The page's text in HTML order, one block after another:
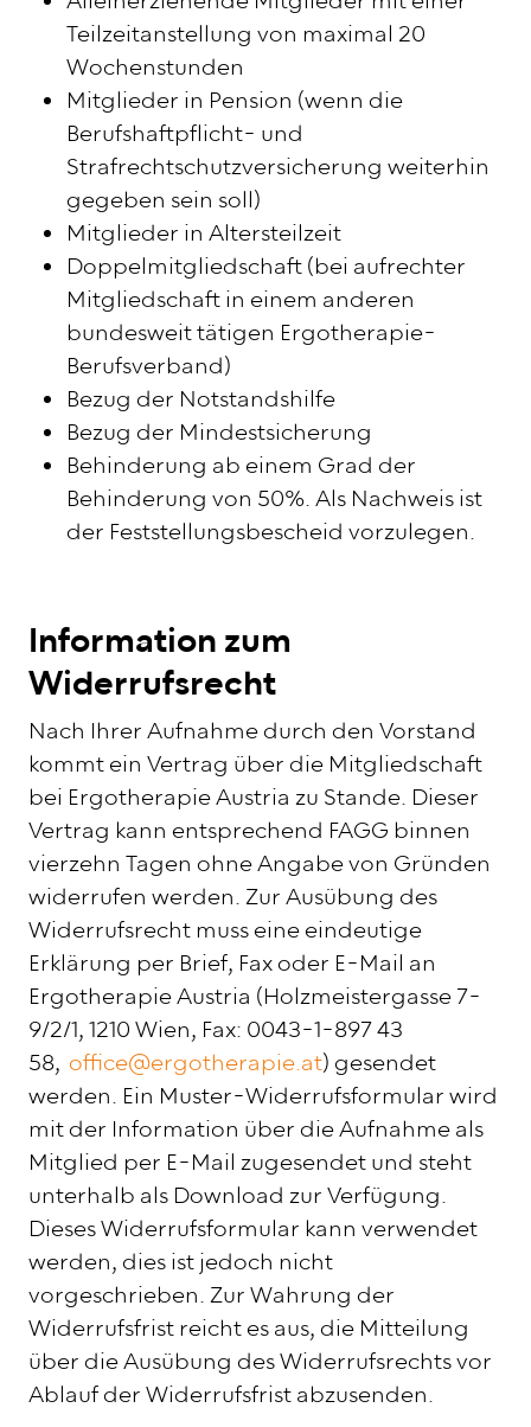
Teilzeitanstellung von maximal 20
Wochenstunden
Mitglieder in Pension (wenn die
Berufshaftpflicht- und
Strafrechtschutzversicherung weiterhin
gegeben sein soll)
Mitglieder in Altersteilzeit
Doppelmitgliedschaft (bei aufrechter
Mitgliedschaft in einem anderen
bundesweit tätigen Ergotherapie-
Berufsverband)
Bezug der Notstandshilfe
Bezug der Mindestsicherung
Behinderung ab einem Grad der
Behinderung von 50%. Als Nachweis ist
der Feststellungsbescheid vorzulegen.
Information zum
Widerrufsrecht
Nach Ihrer Aufnahme durch den Vorstand
kommt ein Vertrag über die Mitgliedschaft
bei Ergotherapie Austria zu Stande. Dieser
Vertrag kann entsprechend FAGG binnen
vierzehn Tagen ohne Angabe von Gründen
widerrufen werden. Zur Ausübung des
Widerrufsrecht muss eine eindeutige
Erklärung per Brief, Fax oder E-Mail an
Ergotherapie Austria (Holzmeistergasse 7-
9/2/1, 1210 Wien, Fax: 0043-1-897 43
58, office@ergotherapie.at) gesendet
werden. Ein Muster-Widerrufsformular wird
mit der Information über die Aufnahme als
Mitglied per E-Mail zugesendet und steht
unterhalb als Download zur Verfügung.
Dieses Widerrufsformular kann verwendet
werden, dies ist jedoch nicht
vorgeschrieben. Zur Wahrung der
Widerrufsfrist reicht es aus, die Mitteilung
über die Ausübung des Widerrufsrechts vor
Ablauf der Widerrufsfrist abzusenden.